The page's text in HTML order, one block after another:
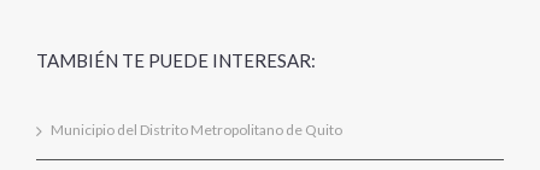
TAMBIÉN TE PUEDE INTERESAR:
Municipio del Distrito Metropolitano de Quito